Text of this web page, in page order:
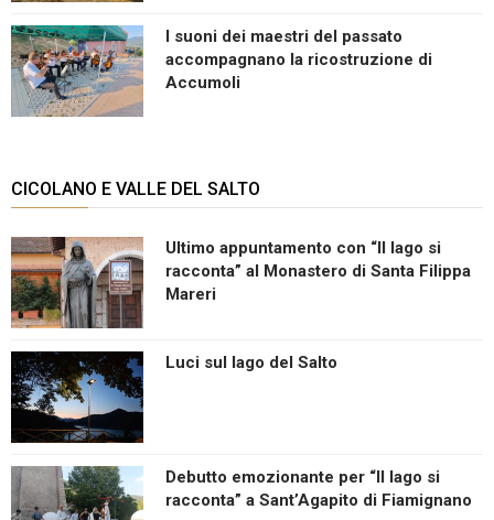
I suoni dei maestri del passato
accompagnano la ricostruzione di
Accumoli
CICOLANO E VALLE DEL SALTO
Ultimo appuntamento con “Il lago si
racconta” al Monastero di Santa Filippa
Mareri
Luci sul lago del Salto
Debutto emozionante per “Il lago si
racconta” a Sant’Agapito di Fiamignano